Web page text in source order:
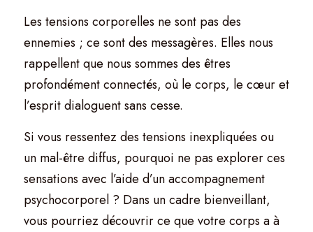
Les tensions corporelles ne sont pas des
ennemies ; ce sont des messagères. Elles nous
rappellent que nous sommes des êtres
profondément connectés, où le corps, le cœur et
l’esprit dialoguent sans cesse.
Si vous ressentez des tensions inexpliquées ou
un mal-être diffus, pourquoi ne pas explorer ces
sensations avec l’aide d’un accompagnement
psychocorporel ? Dans un cadre bienveillant,
vous pourriez découvrir ce que votre corps a à